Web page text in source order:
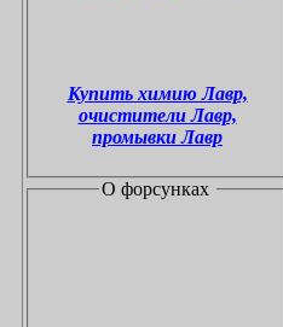
Купить химию Лавр,
очистители Лавр,
промывки Лавр
О форсунках